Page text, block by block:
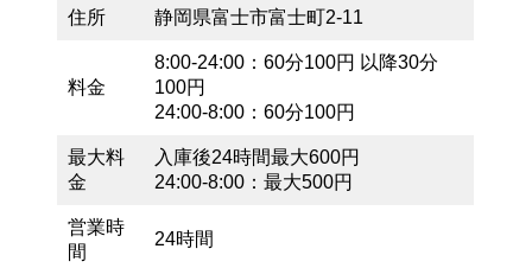
住所 静岡県富士市富士町2-11
料金
8:00-24:00：60分100円 以降30分
100円
24:00-8:00：60分100円
最大料
金
入庫後24時間最大600円
24:00-8:00：最大500円
営業時
間
24時間